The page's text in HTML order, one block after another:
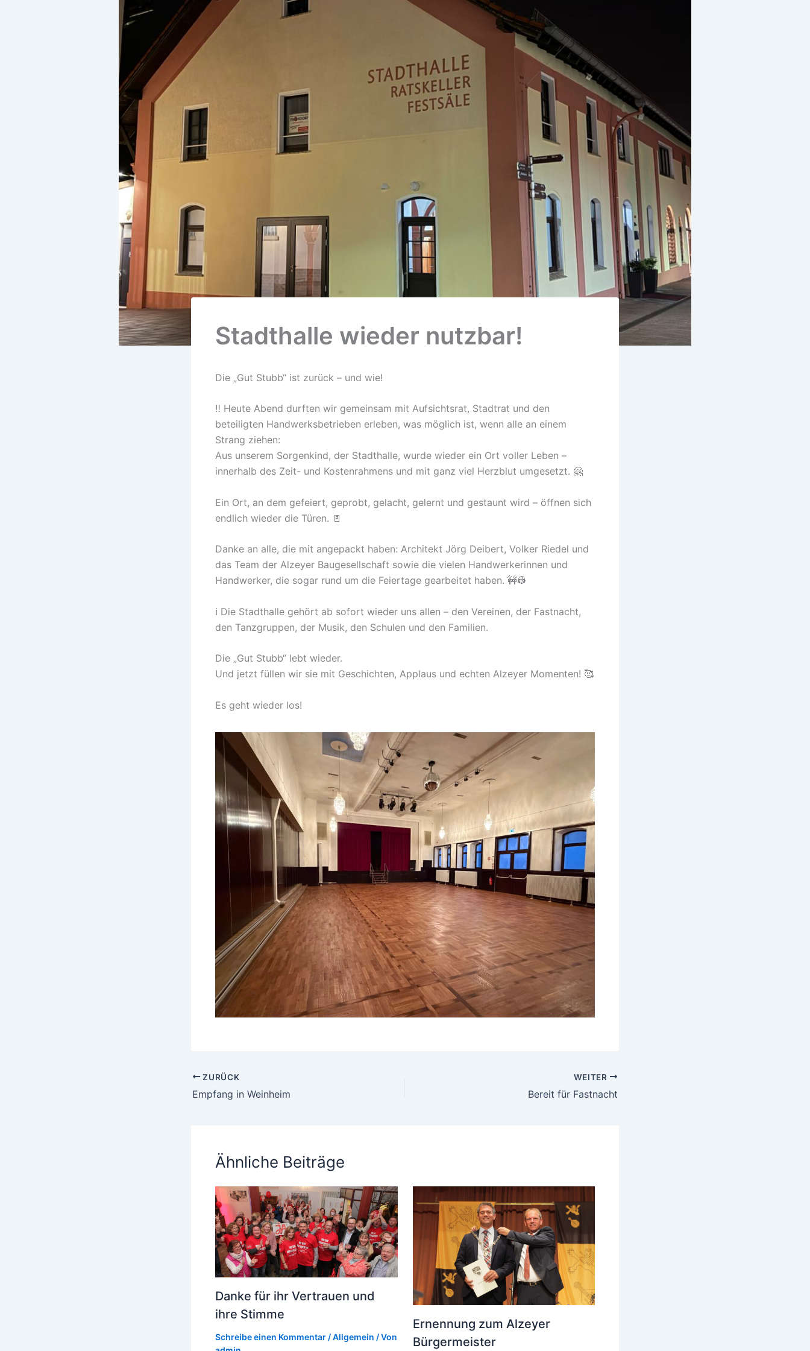
Stadthalle wieder nutzbar!
Die „Gut Stubb“ ist zurück – und wie!
‼️ Heute Abend durften wir gemeinsam mit Aufsichtsrat, Stadtrat und den
beteiligten Handwerksbetrieben erleben, was möglich ist, wenn alle an einem
Strang ziehen:
Aus unserem Sorgenkind, der Stadthalle, wurde wieder ein Ort voller Leben –
innerhalb des Zeit- und Kostenrahmens und mit ganz viel Herzblut umgesetzt. 🤗
Ein Ort, an dem gefeiert, geprobt, gelacht, gelernt und gestaunt wird – öffnen sich
endlich wieder die Türen. 🚪
Danke an alle, die mit angepackt haben: Architekt Jörg Deibert, Volker Riedel und
das Team der Alzeyer Baugesellschaft sowie die vielen Handwerkerinnen und
Handwerker, die sogar rund um die Feiertage gearbeitet haben. 🚧👷
ℹ️ Die Stadthalle gehört ab sofort wieder uns allen – den Vereinen, der Fastnacht,
den Tanzgruppen, der Musik, den Schulen und den Familien.
Die „Gut Stubb“ lebt wieder.
Und jetzt füllen wir sie mit Geschichten, Applaus und echten Alzeyer Momenten! 🥰
Es geht wieder los!
ZURÜCK
Empfang in Weinheim
WEITER
Bereit für Fastnacht
Ähnliche Beiträge
Danke für ihr Vertrauen und
ihre Stimme
Schreibe einen Kommentar/Allgemein / Von
Ernennung zum Alzeyer
Bürgermeister